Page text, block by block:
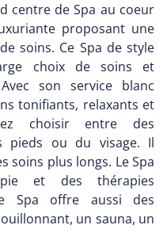
centre de Spa au coeur
proposant une
soins. Ce Spa de style
choix de soins et
son service blanc
tonifiants, relaxants et
choisir entre des
pieds ou du visage. Il
soins plus longs. Le Spa
et des thérapies
Spa offre aussi des
un sauna, un